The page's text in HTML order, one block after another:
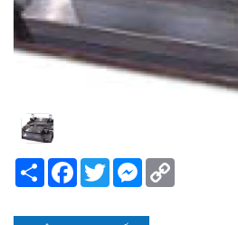
Share Facebook
TwitterMessenger